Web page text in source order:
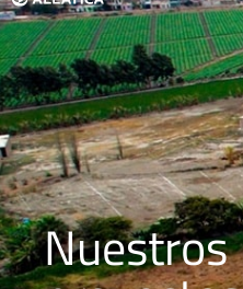
Nuestros